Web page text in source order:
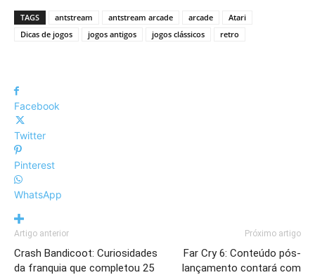
TAGS antstream antstream arcade arcade
Atari
Dicas de jogos
jogos antigos jogos clássicos retro
Facebook
Twitter
Pinterest
WhatsApp
Artigo anterior
Crash Bandicoot: Curiosidades
da franquia que completou 25
Próximo artigo
Far Cry 6: Conteúdo pós-
lançamento contará com